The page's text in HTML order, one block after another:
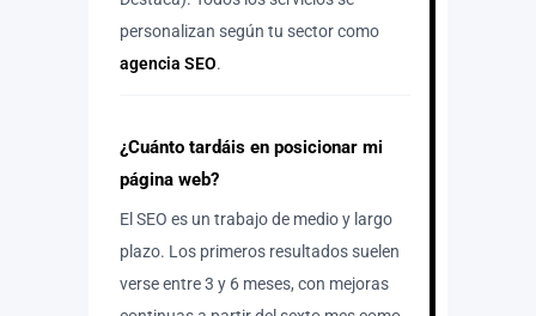
personalizan según tu sector como
agencia SEO.
¿Cuánto tardáis en posicionar mi
página web?
El SEO es un trabajo de medio y largo
plazo. Los primeros resultados suelen
verse entre 3 y 6 meses, con mejoras